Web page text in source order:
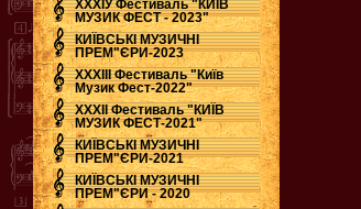
ХХХІУ Фестиваль "КИЇВ
МУЗИК ФЕСТ - 2023"
КИЇВСЬКІ МУЗИЧНІ
ПРЕМ"ЄРИ-2023
ХХХІІІ Фестиваль "Київ
Музик Фест-2022"
ХХХІІ Фестиваль "КИЇВ
МУЗИК ФЕСТ-2021"
КИЇВСЬКІ МУЗИЧНІ
ПРЕМ"ЄРИ-2021
КИЇВСЬКІ МУЗИЧНІ
ПРЕМ"ЄРИ - 2020